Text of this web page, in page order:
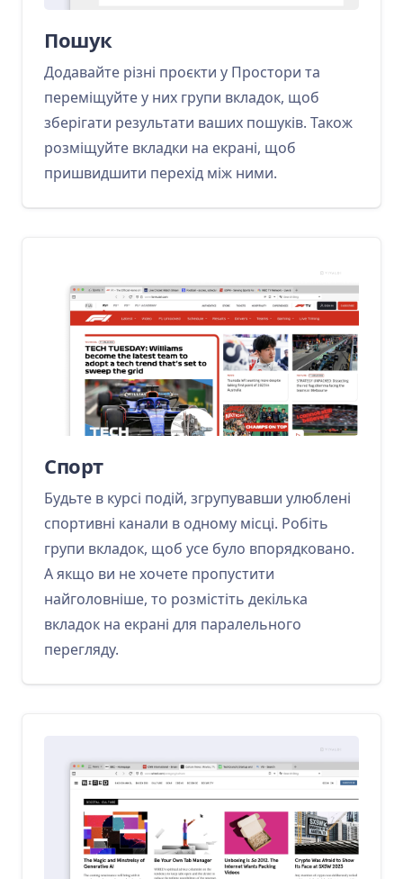
Пошук
Додавайте різні проєкти у Простори та
переміщуйте у них групи вкладок, щоб
зберігати результати ваших пошуків. Також
розміщуйте вкладки на екрані, щоб
пришвидшити перехід між ними.
Спорт
Будьте в курсі подій, згрупувавши улюблені
спортивні канали в одному місці. Робіть
групи вкладок, щоб усе було впорядковано.
А якщо ви не хочете пропустити
найголовніше, то розмістіть декілька
вкладок на екрані для паралельного
перегляду.